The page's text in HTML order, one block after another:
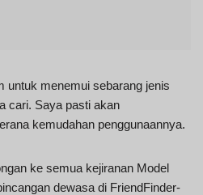
untuk menemui sebarang jenis
cari. Saya pasti akan
kemudahan penggunaannya.
ke semua kejiranan Model
dewasa di FriendFinder-